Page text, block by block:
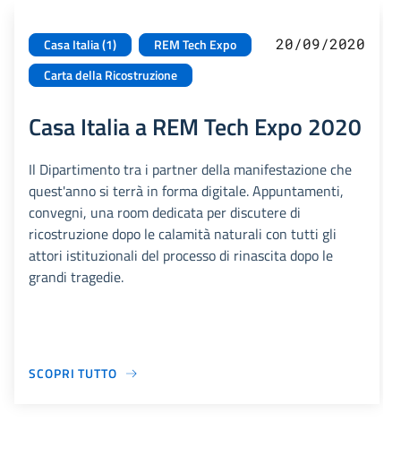
Casa Italia (1)
REM Tech Expo
Carta della Ricostruzione
20/09/2020
Casa Italia a REM Tech Expo 2020
Il Dipartimento tra i partner della manifestazione che
quest'anno si terrà in forma digitale. Appuntamenti,
convegni, una room dedicata per discutere di
ricostruzione dopo le calamità naturali con tutti gli
attori istituzionali del processo di rinascita dopo le
grandi tragedie.
SCOPRI TUTTO